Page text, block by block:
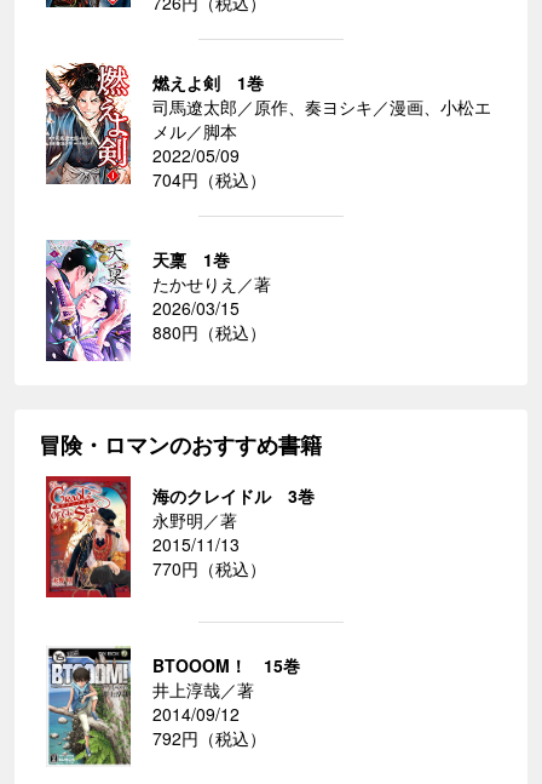
燃えよ剣 1巻
司馬遼太郎／原作、奏ヨシキ／漫画、小松エ
メル／脚本
2022/05/09
704円（税込）
天稟 1巻
たかせりえ／著
2026/03/15
880円（税込）
冒険・ロマンのおすすめ書籍
海のクレイドル 3巻
永野明／著
2015/11/13
770円（税込）
BTOOOM！ 15巻
井上淳哉／著
2014/09/12
792円（税込）